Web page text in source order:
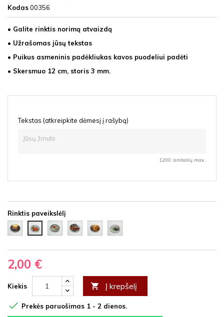
Kodas00356
• Galite rinktis norimą atvaizdą
• Užrašomas jūsų tekstas
• Puikus asmeninis padėkliukas kavos puodeliui padėti
• Skersmuo 12 cm, storis 3 mm.
Tekstas (atkreipkite dėmesį į rašybą)
1200 simbolių max.
Rinktis paveikslėlį
Dviese
Arbata
su
Arbata
su
Arbata
su
Arbata
saulėlydis
Arbata
žalia
2,00 €
Kiekis  Į krepšelį
 Prekės paruošimas 1 - 2 dienos.